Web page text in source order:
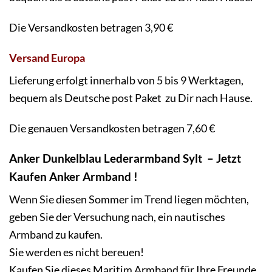
Lieferung erfolgt innerhalb von 2 bis 3 Werktagen,
bequem als Deutsche post Paket zu Dir nach Hause.
Die Versandkosten betragen 3,90 €
Versand Europa
Lieferung erfolgt innerhalb von 5 bis 9 Werktagen,
bequem als Deutsche post Paket zu Dir nach Hause.
Die genauen Versandkosten betragen 7,60 €
Anker Dunkelblau Lederarmband Sylt –
Kaufen Anker Armband!
Wenn Sie diesen Sommer im Trend liegen möchten,
geben Sie der Versuchung nach, ein nautisches
Armband zu kaufen.